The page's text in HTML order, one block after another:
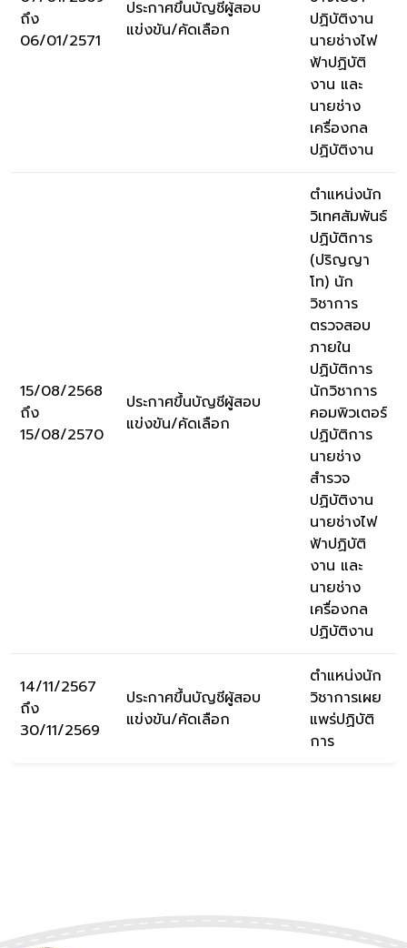
ถึง
06/01/2571
ประกาศขึ้นบัญชีผู้สอบ
แข่งขัน/คัดเลือก
ปฏิบัติงาน
นายช่างไฟ
ฟ้าปฏิบัติ
งาน และ
นายช่าง
เครื่องกล
ปฏิบัติงาน
15/08/2568
ถึง
15/08/2570
ประกาศขึ้นบัญชีผู้สอบ
แข่งขัน/คัดเลือก
ตำแหน่งนัก
วิเทศสัมพันธ์
ปฏิบัติการ
(ปริญญา
โท) นัก
วิชาการ
ตรวจสอบ
ภายใน
ปฏิบัติการ
นักวิชาการ
คอมพิวเตอร์
ปฏิบัติการ
นายช่าง
สำรวจ
ปฏิบัติงาน
นายช่างไฟ
ฟ้าปฏิบัติ
งาน และ
นายช่าง
เครื่องกล
ปฏิบัติงาน
14/11/2567
ถึง
30/11/2569
ประกาศขึ้นบัญชีผู้สอบ
แข่งขัน/คัดเลือก
ตำแหน่งนัก
วิชาการเผย
แพร่ปฏิบัติ
การ